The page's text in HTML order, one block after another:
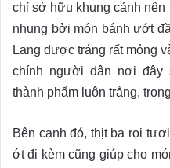
chỉ sở hữu khung cảnh
nhung bởi món bánh ướt
Lang được tráng rất mỏng
chính người dân nơi đây
thành phẩm luôn trắng,
Bên cạnh đó, thịt ba rọi
ớt đi kèm cũng giúp cho